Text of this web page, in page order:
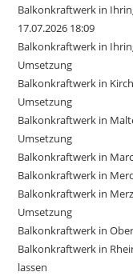
Balkonkraftwerk in
17.07.2026 18:09
Balkonkraftwerk in
Umsetzung
Balkonkraftwerk in
Umsetzung
Balkonkraftwerk in
Umsetzung
Balkonkraftwerk in
Balkonkraftwerk in
Balkonkraftwerk in
Umsetzung
Balkonkraftwerk in
Balkonkraftwerk in
lassen